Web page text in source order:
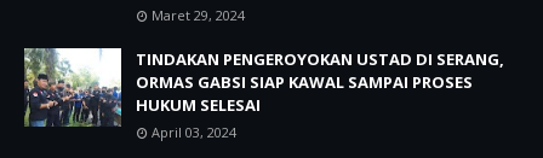
Maret 29, 2024
TINDAKAN PENGEROYOKAN USTAD DI SERANG,
ORMAS GABSI SIAP KAWAL SAMPAI PROSES
HUKUM SELESAI
April 03, 2024